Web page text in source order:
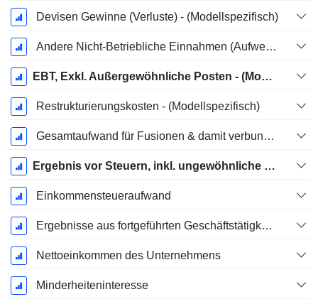
Devisen Gewinne (Verluste) - (Modellspezifisch)
Andere Nicht-Betriebliche Einnahmen (Aufwendungen) - (Modellspezifisch)
EBT, Exkl. Außergewöhnliche Posten - (Modellspezifisch)
Restrukturierungskosten - (Modellspezifisch)
Gesamtaufwand für Fusionen & damit verbundene Umstrukturierungen
Ergebnis vor Steuern, inkl. ungewöhnliche Posten
Einkommensteueraufwand
Ergebnisse aus fortgeführten Geschäftstätigkeiten
Nettoeinkommen des Unternehmens
Minderheiteninteresse